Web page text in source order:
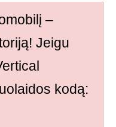
–
Jeigu
kodą: